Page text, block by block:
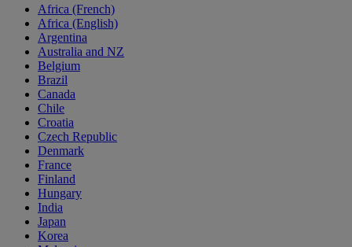
Africa (French)
Africa (English)
Argentina
Australia and NZ
Belgium
Brazil
Canada
Chile
Croatia
Czech Republic
Denmark
France
Finland
Hungary
India
Japan
Korea